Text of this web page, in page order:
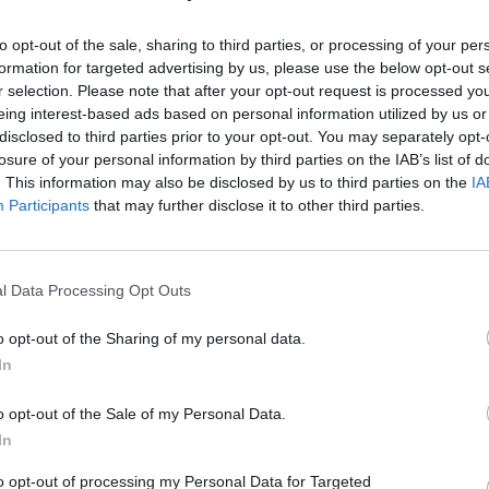
opt-out of the sale, sharing to third parties, or processing of your
for targeted advertising by us, please use the below opt-out
selection. Please note that after your opt-out request is processed
interest-based ads based on personal information utilized by us
to third parties prior to your opt-out. You may separately
of your personal information by third parties on the IAB’s list of
This information may also be disclosed by us to third parties on the
Participants that may further disclose it to other third parties.
Data Processing Opt Outs
opt-out of the Sharing of my personal data.
opt-out of the Sale of my Personal Data.
opt-out of processing my Personal Data for Targeted
о создании концерном «Калашников»
— РПЛ-20. Теперь же в сети появились
боевого …https://t.co/vsLsIFWX17
(@ferraru)
v ruski vojski, je za TASS povedalSergej
orožja v podjetju.
v »poskusnem načinu« in prejela pozitivne
nový lehký kulomet RPL-20. Jak řekl hlavní
zbraň již byla testována v zóně SVO a
od armády.pic.twitter.com/0rLQqGgNYv